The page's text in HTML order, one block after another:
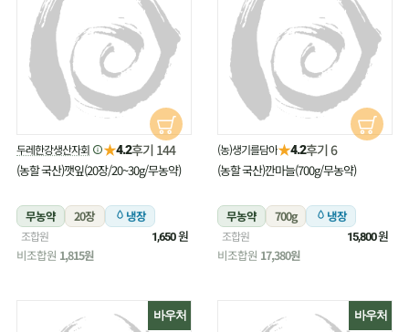
(농)생기를담아★4.2후기 6
(농할 국산)깐마늘(700g/무농약)
무농약 700g 냉장
조합원 15,800원
비조합원 17,380원
두레한강생산자회 ★4.2후기 144
(농할 국산)깻잎(20장/20~30g/무농약)
무농약 20장 냉장
조합원 1,650원
비조합원 1,815원
바우처
바우처